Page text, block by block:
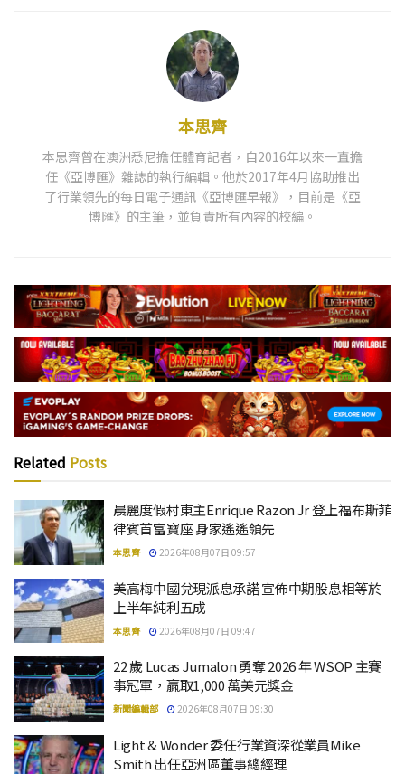
本思齊
本思齊曾在澳洲悉尼擔任體育記者，自2016年以來一直擔
任《亞博匯》雜誌的執行編輯。他於2017年4月協助推出
了行業領先的每日電子通訊《亞博匯早報》，目前是《亞
博匯》的主筆，並負責所有內容的校編。
Related Posts
晨麗度假村東主Enrique Razon Jr 登上福布斯菲
律賓首富寶座 身家遙遙領先
本思齊 2026年08月07日 09:57
美高梅中國兌現派息承諾 宣佈中期股息相等於
上半年純利五成
本思齊 2026年08月07日 09:47
22 歲 Lucas Jumalon 勇奪 2026 年 WSOP 主賽
事冠軍，贏取1,000 萬美元獎金
新聞編輯部 2026年08月07日 09:30
Light & Wonder 委任行業資深從業員Mike
Smith 出任亞洲區董事總經理